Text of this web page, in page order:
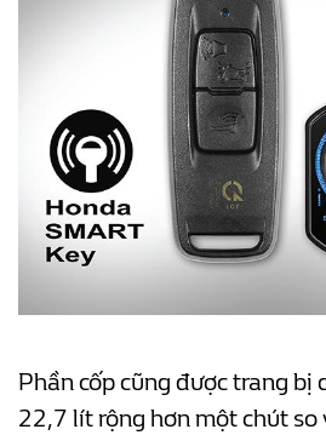
Phần cốp cũng được trang bị
22,7 lít rộng hơn một chút so